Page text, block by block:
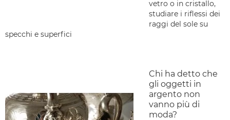
vetro o in cristallo,
studiare i riflessi dei
raggi del sole su
specchi e superfici
Chi ha detto che
gli oggetti in
argento non
vanno più di
moda?